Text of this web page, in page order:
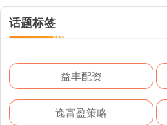
话题标签
益丰配资
逸富盈策略